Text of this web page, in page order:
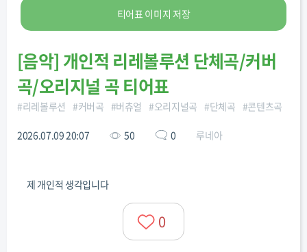
티어표 이미지 저장
[음악] 개인적 리레볼루션 단체곡/커버
곡/오리지널 곡 티어표
#리레볼루션 #커버곡 #버츄얼 #오리지널곡 #단체곡 #콘텐츠곡
2026.07.09 20:07 50 0 루네아
제 개인적 생각입니다
0